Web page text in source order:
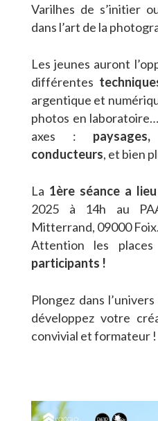
Varilhes de s’initier
dans l’art de la
Les jeunes auront
différentes
argentique et
photos en
axes :
conducteurs, et bien
La 1ère séance a
2025 à 14h au
Mitterrand, 09000 Foix.
Attention les places
participants !
Plongez dans
développez votre
convivial et formateur !